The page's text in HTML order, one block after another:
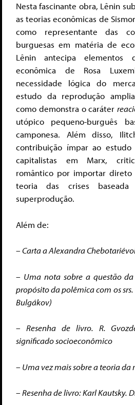
Nesta fascinante obra, Lênin
as teorias econômicas de
como representante das
burguesas em matéria de
Lênin antecipa
econômica de Rosa
necessidade lógica do
estudo da reprodução
como demonstra o caráter
utópico pequeno-burguês
camponesa. Além disso,
contribuição ímpar ao
capitalistas em Marx,
romântico por importar direto
teoria das crises baseada
superprodução.
Além de:
– Carta a Alexandra
– Uma nota sobre a questão
propósito da polêmica com os
Bulgákov)
– Resenha de livro. R.
significado socioeconômico
– Uma vez mais sobre a teoria da
– Resenha de livro: Karl Kautsky.